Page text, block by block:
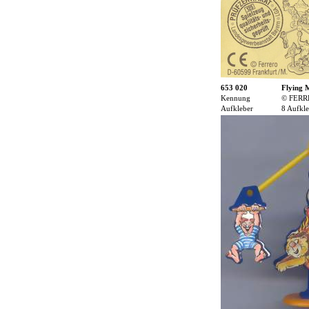
653 020
Flying
Kennung
©
Aufkleber
8